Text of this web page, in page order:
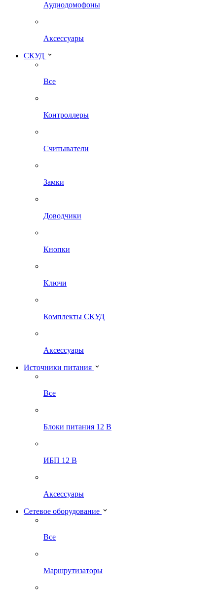
Аудиодомофоны
Аксессуары
СКУД
Все
Контроллеры
Считыватели
Замки
Доводчики
Кнопки
Ключи
Комплекты СКУД
Аксессуары
Источники питания
Все
Блоки питания 12 В
ИБП 12 В
Аксессуары
Сетевое оборудование
Все
Маршрутизаторы